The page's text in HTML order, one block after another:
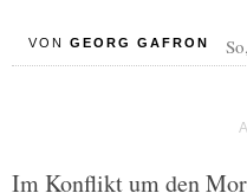
VON GEORG GAFRON
Im Konflikt um den